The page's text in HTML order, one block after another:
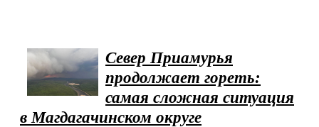
Север Приамурья
продолжает гореть:
самая сложная ситуация
в Магдагачинском округе